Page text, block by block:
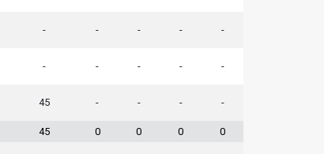
- - - - -
- - - - -
45 - - - -
45 0 0 0 0